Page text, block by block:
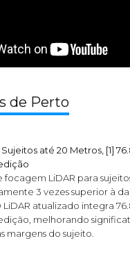
de Perto
até 20 Metros, [1]
focagem LiDAR para
3 vezes superior à
LiDAR atualizado integra
melhorando
margens do sujeito.